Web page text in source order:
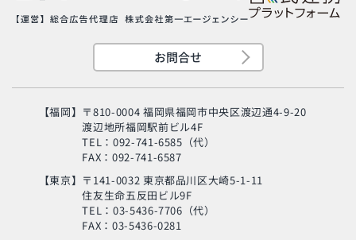
お問合せ
【福岡】 〒810-0004 福岡県福岡市中央区渡辺通4-9-20
渡辺地所福岡駅前ビル4F
TEL：092-741-6585（代）
FAX：092-741-6587
【東京】 〒141-0032 東京都品川区大崎5-1-11
住友生命五反田ビル9F
TEL：03-5436-7706（代）
FAX：03-5436-0281
「MSC海のエコラベ